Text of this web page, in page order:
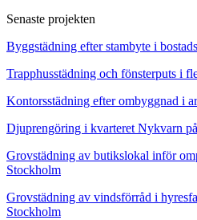
Senaste projekten
Byggstädning efter stambyte i
Trapphusstädning och fönsterputs i
Kontorsstädning efter ombyggnad i
Djuprengöring i kvarteret Nykvarn
Grovstädning av butikslokal inför
Stockholm
Grovstädning av vindsförråd i
Stockholm